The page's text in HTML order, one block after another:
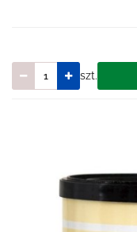
szt.